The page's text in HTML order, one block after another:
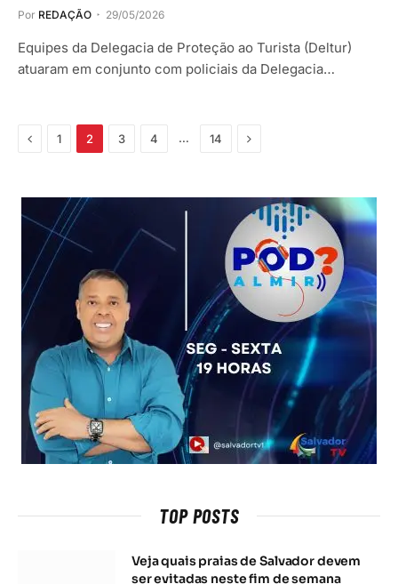
Por REDAÇÃO 29/05/2026
Equipes da Delegacia de Proteção ao Turista (Deltur)
atuaram em conjunto com policiais da Delegacia…
Anterior
1 2 3 4 … 14 Próximo
TOP POSTS
Veja quais praias de Salvador devem
ser evitadas neste fim de semana